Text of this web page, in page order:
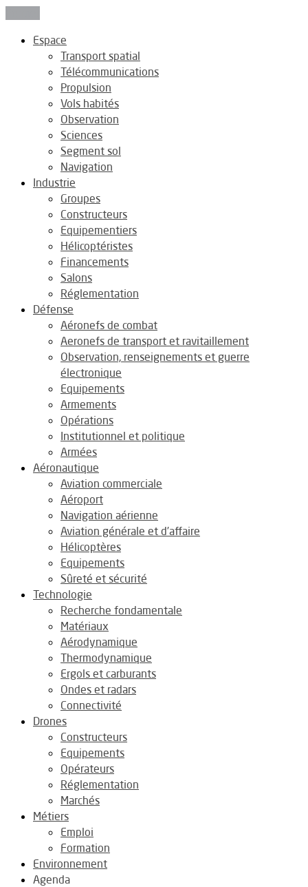
Espace
Transport spatial
Télécommunications
Propulsion
Vols habités
Observation
Sciences
Segment sol
Navigation
Industrie
Groupes
Constructeurs
Equipementiers
Hélicoptéristes
Financements
Salons
Réglementation
Défense
Aéronefs de combat
Aeronefs de transport et ravitaillement
Observation, renseignements et guerre
électronique
Equipements
Armements
Opérations
Institutionnel et politique
Armées
Aéronautique
Aviation commerciale
Aéroport
Navigation aérienne
Aviation générale et d’affaire
Hélicoptères
Equipements
Sûreté et sécurité
Technologie
Recherche fondamentale
Matériaux
Aérodynamique
Thermodynamique
Ergols et carburants
Ondes et radars
Connectivité
Drones
Constructeurs
Equipements
Opérateurs
Réglementation
Marchés
Métiers
Emploi
Formation
Environnement
Agenda